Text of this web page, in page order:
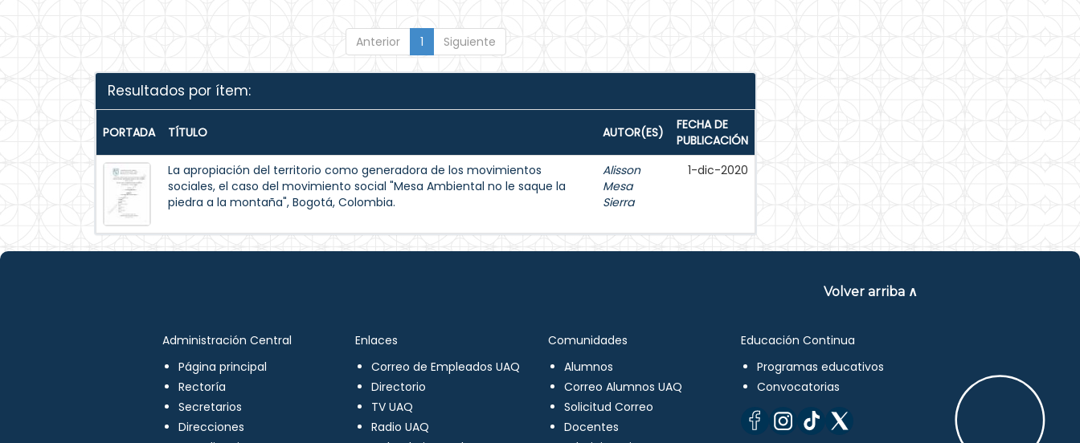
Anterior 1 Siguiente
Resultados por ítem:
PORTADA TÍTULO AUTOR(ES)
FECHA DE
PUBLICACIÓN
La apropiación del territorio como generadora de los movimientos
sociales, el caso del movimiento social "Mesa Ambiental no le saque la
piedra a la montaña", Bogotá, Colombia.
Alisson
Mesa
Sierra
1-dic-2020
Volver arriba ∧
Administración Central
Página principal
Rectoría
Secretarios
Direcciones
Enlaces
Correo de Empleados UAQ
Directorio
TV UAQ
Radio UAQ
Comunidades
Alumnos
Correo Alumnos UAQ
Solicitud Correo
Docentes
Educación Continua
Programas educativos
Convocatorias